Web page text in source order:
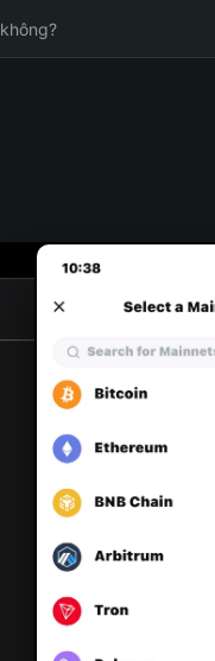
không?